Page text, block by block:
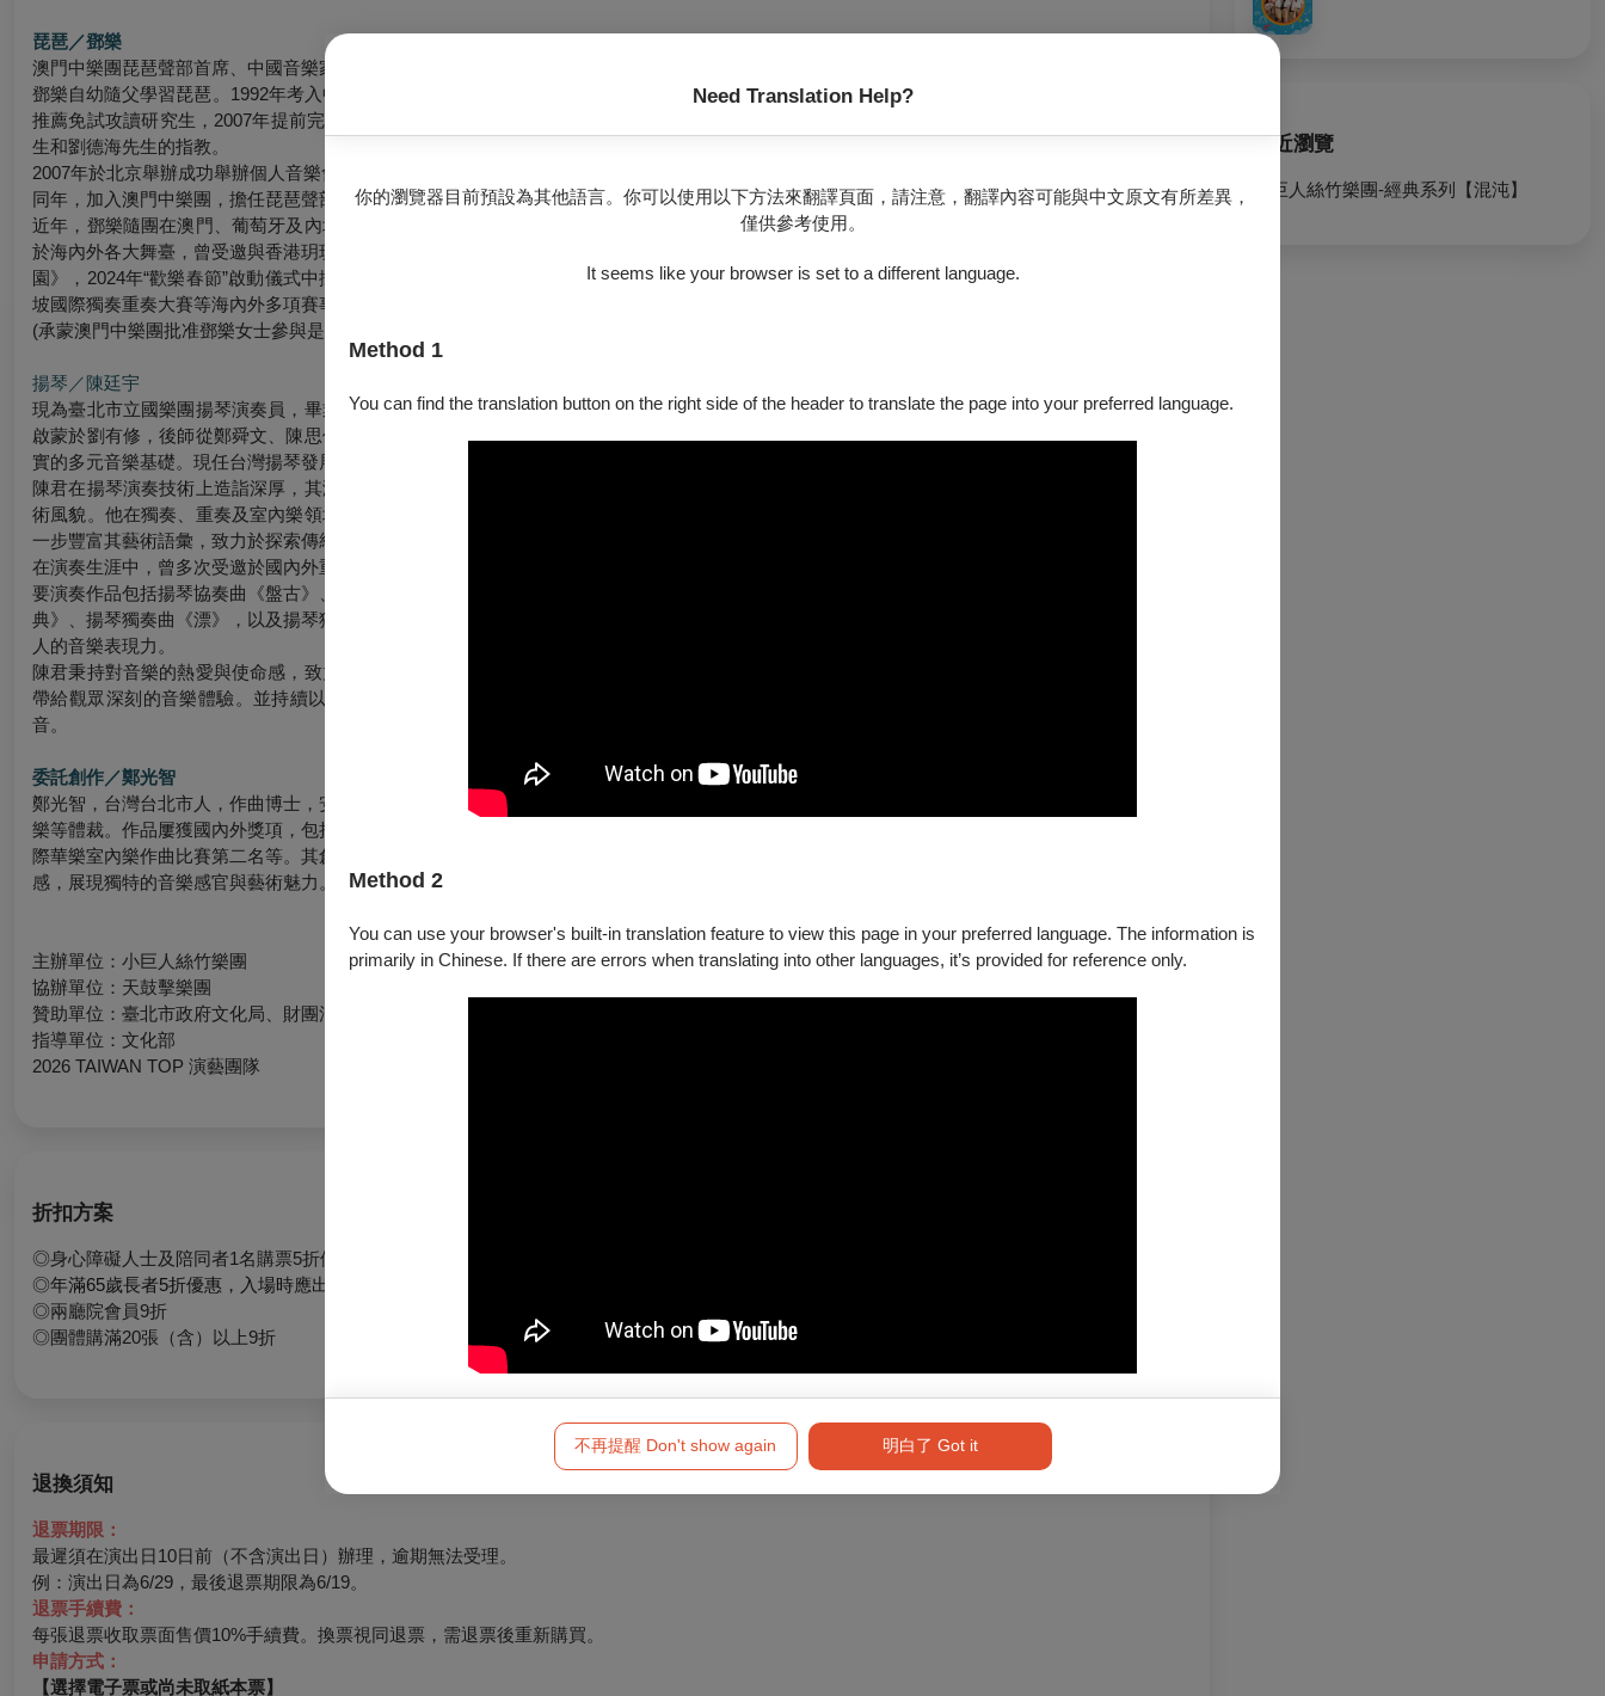
Need Translation Help?
你的瀏覽器目前預設為其他語言。你可以使用以下方法來翻譯頁面，請注意，翻譯內容可能與中文原文有所差異，
僅供參考使用。
It seems like your browser is set to a different language.
Method 1
You can find the translation button on the right side of the header to translate the page into your preferred language.
Method 2
You can use your browser's built-in translation feature to view this page in your preferred language. The information is
primarily in Chinese. If there are errors when translating into other languages, it’s provided for reference only.
不再提醒 Don't show again 明白了 Got it
琵琶／鄧樂
澳門中樂團琵琶聲部首席、中國音樂家協會琵琶協會理事，任教與澳門演藝學院、澳門理工學院音樂、澳門大學。
鄧樂自幼隨父學習琵琶。1992年考入中央音樂學院附小，1995年升入中央音樂學院附中，2001年以優异成績考入中央音樂學院本科。2004年由學校
推薦免試攻讀研究生，2007年提前完成學業，獲得中央音樂學院文學碩士學位(演奏與教學)。師從著名教育家、演奏家張强教授，亦獲得李光華先
生和劉德海先生的指教。
2007年於北京舉辦成功舉辦個人音樂會，並錄製出版DVD《氣質》。
同年，加入澳門中樂團，擔任琵琶聲部首席，並擔任澳門演藝學院琵琶導師；澳門大學樂隊琵琶導師；理工學院專業琵琶導師。
近年，鄧樂隨團在澳門、葡萄牙及內地衆多音樂節中擔任協奏、領奏，錄製了多套影音資料，包括《春江花月夜》等琵琶名曲。同時，鄧樂亦活躍
於海內外各大舞臺，曾受邀與香港玥玥團合作演出，與香港創樂團合作演出，與臺灣"琵琶雅集"合作演出，與紐約藝術家共同出演現代裝置歌劇《驚
園》，2024年“歡樂春節”啟動儀式中擔任協奏。2025年參與東亞文化之都宣傳片的影音錄製。鄧樂亦應邀出席樂通天下國風音樂節藝術展演、新加
坡國際獨奏重奏大賽等海內外多項賽事評審及宣傳活動。其簡歷被載入"華樂大典琵琶篇"中。
(承蒙澳門中樂團批准鄧樂女士參與是次活動)
揚琴／陳廷宇
現為臺北市立國樂團揚琴演奏員，畢業於中國文化大學中國音樂學系碩士班，主修揚琴。自幼展露對音樂的熱忱並加入學校國樂團開始學習揚琴；
啟蒙於劉有修，後師從鄭舜文、陳思伃老師，技藝日臻成熟。求學期間亦副修打擊樂，啟蒙於謝從馨老師，後隨廖倚苹與陳俊庭老師習藝，打下扎
實的多元音樂基礎。現任台灣揚琴發展協會理事，積極推廣揚琴藝術，致力於提升該樂器在國內外的影響力。
陳君在揚琴演奏技術上造詣深厚，其演奏風格以沉穩內斂見長，音色溫潤雅致，能運用細膩的音色變化與情感詮釋，賦予每首作品鮮明而獨特的藝
術風貌。他在獨奏、重奏及室內樂領域均表現出色，並勇於跨界嘗試，將音樂與戲劇、舞蹈、多媒體等元素結合，拓展揚琴表演的多重可能性，進
一步豐富其藝術語彙，致力於探索傳統與現代音樂的共融之道。
在演奏生涯中，曾多次受邀於國內外重要音樂會中登臺演出；亦積極參與當代音樂作
要演奏作品包括揚琴協奏曲《盤古》、揚琴協奏曲《鳳點頭》、揚琴協奏曲《狂想曲》、揚琴協奏版《油紙傘下的回憶》、揚琴獨奏曲《奇異的恩
典》、揚琴獨奏曲《漂》，以及揚琴獨奏曲《寫給台灣的情歌》等。曾舉辦多場個人獨奏音樂會，演出廣獲好評，充分展現其深厚的藝術修養與動
人的音樂表現力。
陳君秉持對音樂的熱愛與使命感，致力於揚琴藝術的傳統與創新之間尋求完美平衡。他的演奏融情入境、細膩動人，透過極具層次的情感表現力，
帶給觀眾深刻的音樂體驗。並持續以開闊的視野與豐富的藝術觸角，為揚琴音樂注入新生命，也為臺灣與國際音樂舞臺貢獻獨特而深遠的藝術聲
音。
委託創作／鄭光智
鄭光智，台灣台北市人，作曲博士，安慶師範大學講師。畢業於上海音樂學院，師從王建民教授，創作涵蓋西洋管弦樂、國樂合奏、協奏曲與室內
樂等體裁。作品屢獲國內外獎項，包括2024年第35屆傳藝金曲獎「最佳編曲獎」、中國音協「百年迴響，中華逐夢」室內樂作品第一名、新加坡國
際華樂室內樂作曲比賽第二名等。其創作擅長融合傳統元素、民族音樂與當代聲響，在民族語匯與世界文化之間建立連結，兼具傳統本體性與現代
感，展現獨特的音樂感官與藝術魅力。
主辦單位：小巨人絲竹樂團
協辦單位：天鼓擊樂團
贊助單位：臺北市政府文化局、財團法人國家文化藝術基金會
指導單位：文化部
2026 TAIWAN TOP 演藝團隊
折扣方案
◎身心障礙人士及陪同者1名購票5折優待，入場時應出示身心障礙手冊，陪同者與身障者需同時入場
◎年滿65歲長者5折優惠，入場時應出示證件
◎兩廳院會員9折
◎團體購滿20張（含）以上9折
退換須知
退票期限：
最遲須在演出日10日前（不含演出日）辦理，逾期無法受理。
例：演出日為6/29，最後退票期限為6/19。
退票手續費：
每張退票收取票面售價10%手續費。換票視同退票，需退票後重新購買。
申請方式：
【選擇電子票或尚未取紙本票】
最近瀏覽
小巨人絲竹樂團-經典系列【混沌】